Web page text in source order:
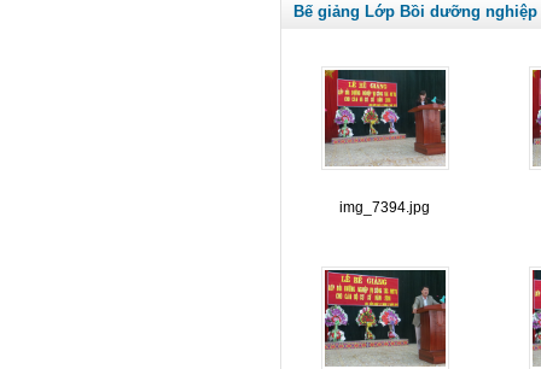
Bế giảng Lớp Bồi dưỡng nghiệp
img_7394.jpg